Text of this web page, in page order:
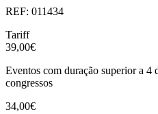
REF: 011434
Tariff
39,00€
Eventos com duração superior a 4
congressos
34,00€